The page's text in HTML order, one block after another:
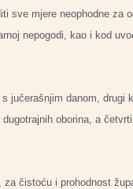
sve mjere neophodne za
nepogodi, kao i kod
jučerašnjim danom, drugi
oborina, a
čistoću i prohodnost